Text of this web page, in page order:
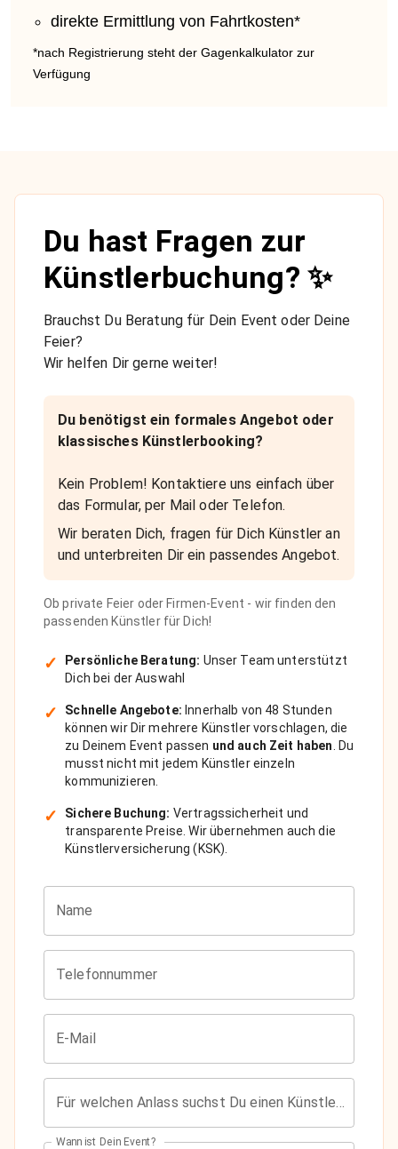
direkte Ermittlung von Fahrtkosten*
*nach Registrierung steht der Gagenkalkulator zur
Verfügung
Du hast Fragen zur
Künstlerbuchung? ✨
Brauchst Du Beratung für Dein Event oder Deine
Feier?
Wir helfen Dir gerne weiter!
Du benötigst ein formales Angebot oder
klassisches Künstlerbooking?
Kein Problem! Kontaktiere uns einfach über
das Formular, per Mail oder Telefon.
Wir beraten Dich, fragen für Dich Künstler an
und unterbreiten Dir ein passendes Angebot.
Ob private Feier oder Firmen-Event - wir finden den
passenden Künstler für Dich!
✓ Persönliche Beratung: Unser Team unterstützt
Dich bei der Auswahl
✓ Schnelle Angebote: Innerhalb von 48 Stunden
können wir Dir mehrere Künstler vorschlagen, die
zu Deinem Event passen und auch Zeit haben . Du
musst nicht mit jedem Künstler einzeln
kommunizieren.
✓ Sichere Buchung: Vertragssicherheit und
transparente Preise. Wir übernehmen auch die
Künstlerversicherung (KSK).
Name
Telefonnummer
E-Mail
Wann ist Dein Event?